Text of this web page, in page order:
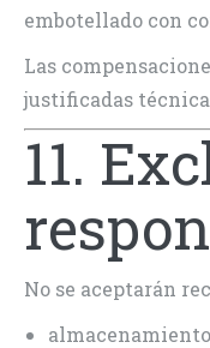
embotellado con
Las
justificadas
11.
No se aceptarán